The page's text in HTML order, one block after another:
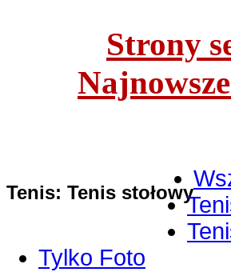
Strony
Tenis: Tenis stołowy
Tylko Foto